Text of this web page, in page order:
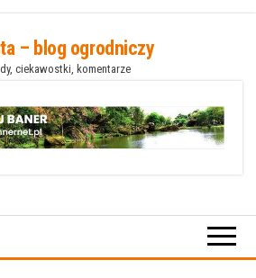
– blog ogrodniczy
ciekawostki, komentarze